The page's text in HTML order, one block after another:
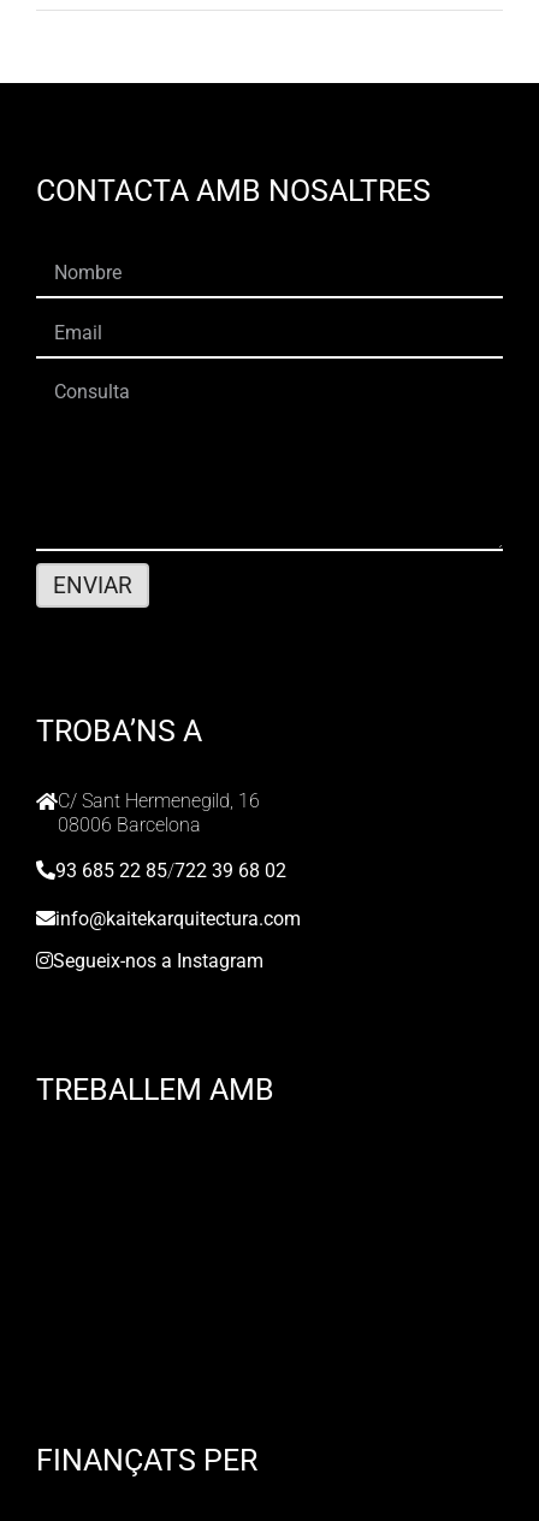
CONTACTA AMB NOSALTRES
TROBA’NS A
C/ Sant Hermenegild, 16
08006 Barcelona
93 685 22 85/722 39 68 02
info@kaitekarquitectura.com
Segueix-nos a Instagram
TREBALLEM AMB
FINANÇATS PER